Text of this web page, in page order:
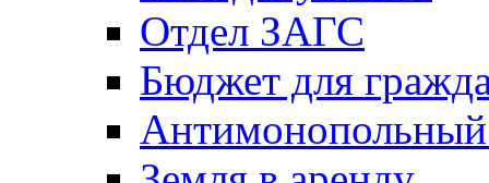
Отдел ЗАГС
Бюджет для
Антимонопольный